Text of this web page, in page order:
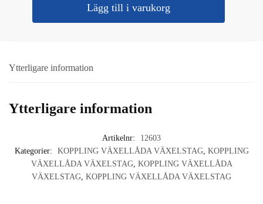
Lägg till i varukorg
Ytterligare information
Ytterligare information
Artikelnr:
12603
Kategorier:
KOPPLING VÄXELLÅDA VÄXELSTAG, KOPPLING
VÄXELLÅDA VÄXELSTAG, KOPPLING VÄXELLÅDA
VÄXELSTAG, KOPPLING VÄXELLÅDA VÄXELSTAG